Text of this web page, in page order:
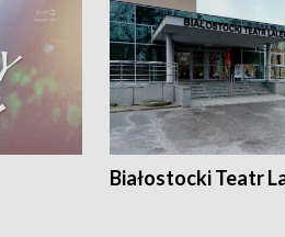
Białostocki Teatr